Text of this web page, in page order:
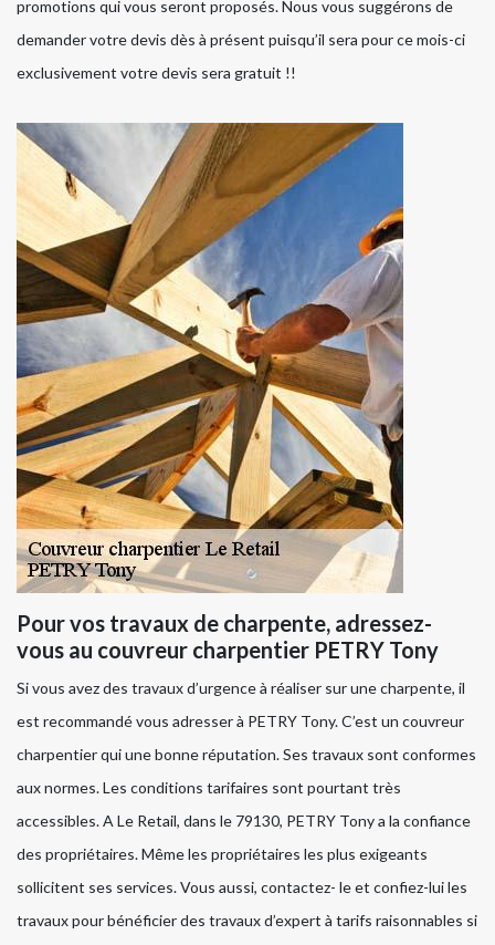
promotions qui vous seront proposés. Nous vous suggérons de
demander votre devis dès à présent puisqu’il sera pour ce mois-ci
exclusivement votre devis sera gratuit !!
Pour vos travaux de charpente, adressez-
vous au couvreur charpentier PETRY Tony
Si vous avez des travaux d’urgence à réaliser sur une charpente, il
est recommandé vous adresser à PETRY Tony. C’est un couvreur
charpentier qui une bonne réputation. Ses travaux sont conformes
aux normes. Les conditions tarifaires sont pourtant très
accessibles. A Le Retail, dans le 79130, PETRY Tony a la confiance
des propriétaires. Même les propriétaires les plus exigeants
sollicitent ses services. Vous aussi, contactez- le et confiez-lui les
travaux pour bénéficier des travaux d’expert à tarifs raisonnables si